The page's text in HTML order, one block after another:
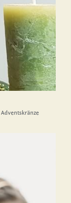
Adventskränze